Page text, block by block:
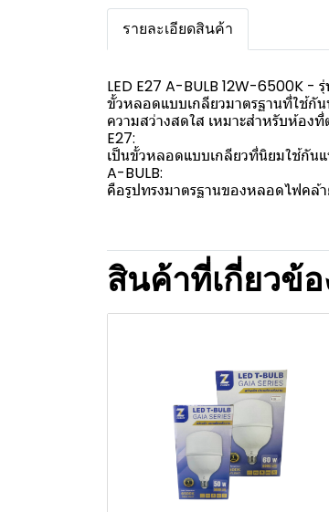
รายละเอียดสินค้า
LED E27 A-BULB 12W-6500K -
ขั้วหลอดแบบเกลียวมาตรฐานที่ใช้กั
ความสว่างสดใส เหมาะสำหรับห้อง
E27:
เป็นขั้วหลอดแบบเกลียวที่นิยมใช้กัน
A-BULB:
คือรูปทรงมาตรฐานของหลอดไฟคล้
สินค้าที่เกี่ยวข้อ